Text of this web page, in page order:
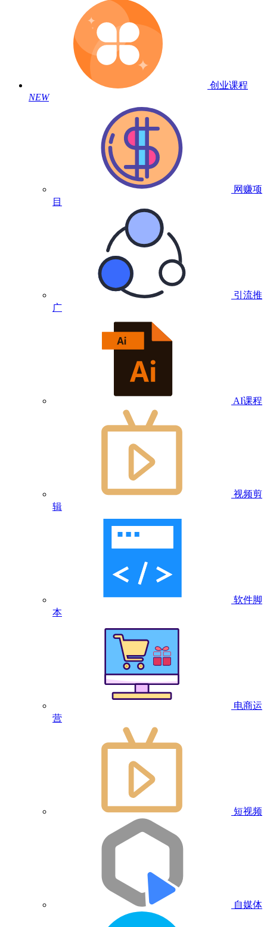
创业课程
NEW
网赚项
目
引流推
广
AI课程
视频剪
辑
软件脚
本
电商运
营
短视频
自媒体